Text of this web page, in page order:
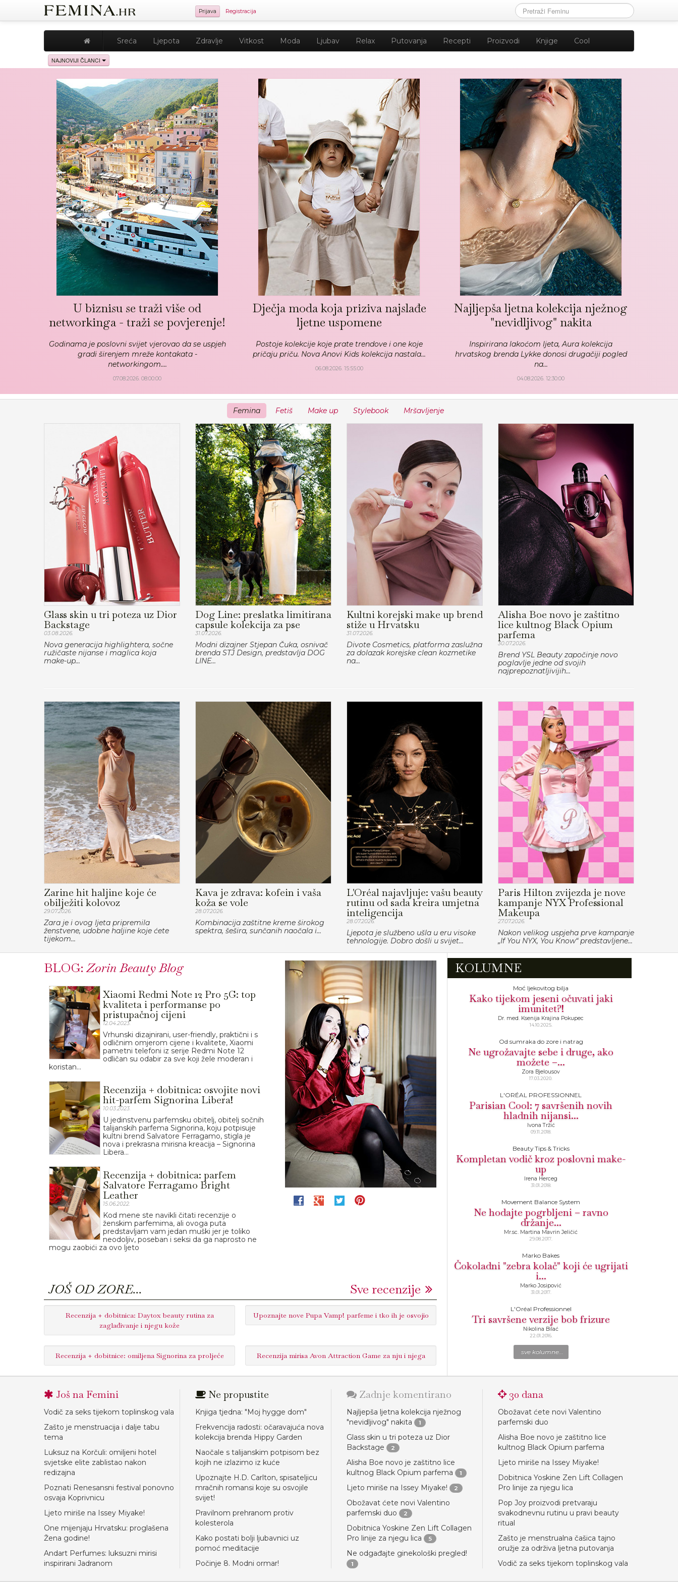
Prijava Registracija
Sreća Ljepota Zdravlje Vitkost Moda Ljubav Relax Putovanja Recepti Proizvodi Knjige Cool
NAJNOVIJI ČLANCI
U biznisu se traži više od
networkinga - traži se povjerenje!
Godinama je poslovni svijet vjerovao da se uspjeh
gradi širenjem mreže kontakata -
networkingom....
07.08.2026. 08:00:00
Dječja moda koja priziva najslađe
ljetne uspomene
Postoje kolekcije koje prate trendove i one koje
pričaju priču. Nova Anovi Kids kolekcija nastala...
06.08.2026. 15:55:00
Najljepša ljetna kolekcija nježnog
"nevidljivog" nakita
Inspirirana lakoćom ljeta, Aura kolekcija
hrvatskog brenda Lykke donosi drugačiji pogled
na...
04.08.2026. 12:30:00
Femina Fetiš Make up Stylebook Mršavljenje
Glass skin u tri poteza uz Dior
Backstage
03.08.2026.
Nova generacija highlightera, sočne
ružičaste nijanse i maglica koja
make-up...
Dog Line: preslatka limitirana
capsule kolekcija za pse
31.07.2026.
Modni dizajner Stjepan Čuka, osnivač
brenda STJ Design, predstavlja DOG
LINE...
Kultni korejski make up brend
stiže u Hrvatsku
31.07.2026.
Divote Cosmetics, platforma zaslužna
za dolazak korejske clean kozmetike
na...
Alisha Boe novo je zaštitno
lice kultnog Black Opium
parfema
30.07.2026.
Brend YSL Beauty započinje novo
poglavlje jedne od svojih
najprepoznatljivijih...
Zarine hit haljine koje će
obilježiti kolovoz
29.07.2026.
Zara je i ovog ljeta pripremila
ženstvene, udobne haljine koje ćete
tijekom...
Kava je zdrava: kofein i vaša
koža se vole
28.07.2026.
Kombinacija zaštitne kreme širokog
spektra, šešira, sunčanih naočala i...
L'Oréal najavljuje: vašu beauty
rutinu od sada kreira umjetna
inteligencija
28.07.2026.
Ljepota je službeno ušla u eru visoke
tehnologije. Dobro došli u svijet...
Paris Hilton zvijezda je nove
kampanje NYX Professional
Makeupa
27.07.2026.
Nakon velikog uspjeha prve kampanje
„If You NYX, You Know“ predstavljene...
BLOG:Zorin Beauty Blog
Xiaomi Redmi Note 12 Pro 5G: top
kvaliteta i performanse po
pristupačnoj cijeni
12.04.2023.
Vrhunski dizajnirani, user-friendly, praktični i s
odličnim omjerom cijene i kvalitete, Xiaomi
pametni telefoni iz serije Redmi Note 12
odličan su odabir za sve koji žele moderan i
koristan...
Recenzija + dobitnica: osvojite novi
hit-parfem Signorina Libera!
10.03.2023.
U jedinstvenu parfemsku obitelj, obitelj sočnih
talijanskih parfema Signorina, koju potpisuje
kultni brend Salvatore Ferragamo, stigla je
nova i prekrasna mirisna kreacija – Signorina
Libera...
Recenzija + dobitnica: parfem
Salvatore Ferragamo Bright
Leather
15.06.2022.
Kod mene ste navikli čitati recenzije o
ženskim parfemima, ali ovoga puta
predstavljam vam jedan muški jer je toliko
neodoljiv, poseban i seksi da ga naprosto ne
mogu zaobići za ovo ljeto
JOŠ OD ZORE... Sve recenzije
Recenzija + dobitnica: Daytox beauty rutina za
zaglađivanje i njegu kože
Upoznajte nove Pupa Vamp! parfeme i tko ih je osvojio
Recenzija + dobitnice: omiljena Signorina za proljeće Recenzija mirisa Avon Attraction Game za nju i njega
KOLUMNE
Moć ljekovitog bilja
Kako tijekom jeseni očuvati jaki
imunitet?!
Dr. med. Ksenija Krajina Pokupec
14.10.2025.
Od sumraka do zore i natrag
Ne ugrožavajte sebe i druge, ako
možete –...
Zora Bjelousov
17.03.2020.
L'ORÉAL PROFESSIONNEL
Parisian Cool: 7 savršenih novih
hladnih nijansi...
Ivona Tržić
09.11.2018.
Beauty Tips & Tricks
Kompletan vodič kroz poslovni make-
up
Irena Herceg
31.01.2018.
Movement Balance System
Ne hodajte pogrbljeni – ravno
držanje...
Mr.sc. Martina Mavrin Jeličić
29.08.2017.
Marko Bakes
Čokoladni "zebra kolač" koji će ugrijati
i...
Marko Josipović
31.01.2017.
L'Oréal Professionnel
Tri savršene verzije bob frizure
Nikolina Bilać
22.01.2016.
sve kolumne...
Još na Femini
Vodič za seks tijekom toplinskog vala
Zašto je menstruacija i dalje tabu
tema
Luksuz na Korčuli: omiljeni hotel
svjetske elite zablistao nakon
redizajna
Poznati Renesansni festival ponovno
osvaja Koprivnicu
Ljeto miriše na Issey Miyake!
One mijenjaju Hrvatsku: proglašena
Žena godine!
Andart Perfumes: luksuzni mirisi
inspirirani Jadranom
Ne propustite
Knjiga tjedna: "Moj hygge dom"
Frekvencija radosti: očaravajuća nova
kolekcija brenda Hippy Garden
Naočale s talijanskim potpisom bez
kojih ne izlazimo iz kuće
Upoznajte H.D. Carlton, spisateljicu
mračnih romansi koje su osvojile
svijet!
Pravilnom prehranom protiv
kolesterola
Kako postati bolji ljubavnici uz
pomoć meditacije
Počinje 8. Modni ormar!
Zadnje komentirano
Najljepša ljetna kolekcija nježnog
"nevidljivog" nakita
1
Glass skin u tri poteza uz Dior
Backstage
2
Alisha Boe novo je zaštitno lice
kultnog Black Opium parfema
1
Ljeto miriše na Issey Miyake! 2
Obožavat ćete novi Valentino
parfemski duo
2
Dobitnica Yoskine Zen Lift Collagen
Pro linije za njegu lica
5
Ne odgađajte ginekološki pregled!
1
30 dana
Obožavat ćete novi Valentino
parfemski duo
Alisha Boe novo je zaštitno lice
kultnog Black Opium parfema
Ljeto miriše na Issey Miyake!
Dobitnica Yoskine Zen Lift Collagen
Pro linije za njegu lica
Pop Joy proizvodi pretvaraju
svakodnevnu rutinu u pravi beauty
ritual
Zašto je menstrualna čašica tajno
oružje za održiva ljetna putovanja
Vodič za seks tijekom toplinskog vala